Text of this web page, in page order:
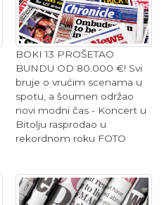
BOKI 13 PROŠETAO
BUNDU OD 80.000 €! Svi
bruje o vrućim scenama u
spotu, a šoumen održao
novi modni čas - Koncert u
Bitolju rasprodao u
rekordnom roku FOTO